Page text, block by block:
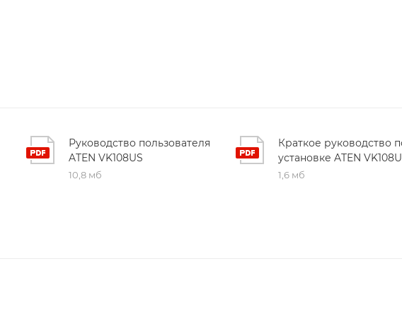
Руководство пользователя
ATEN VK108US
10,8 мб
Краткое руководство
установке ATEN
1,6 мб